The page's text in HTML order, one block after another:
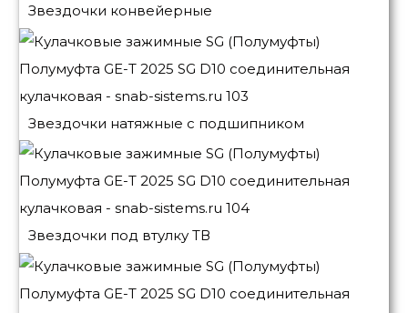
Звездочки конвейерные
Звездочки натяжные с подшипником
Звездочки под втулку ТВ